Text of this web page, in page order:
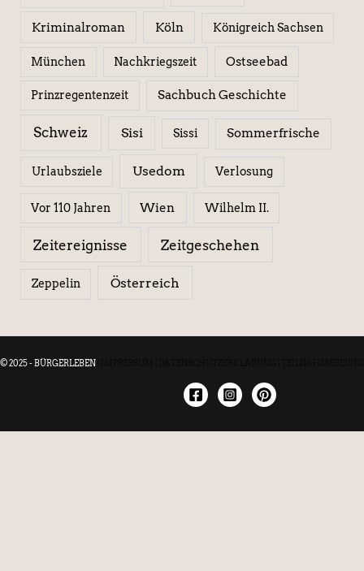
Kriminalroman Köln Königreich Sachsen
München Nachkriegszeit Ostseebad
Prinzregentenzeit Sachbuch Geschichte
Schweiz Sisi Sissi Sommerfrische
Urlaubsziele Usedom Verlosung
Vor 110 Jahren Wien Wilhelm II.
Zeitereignisse Zeitgeschehen
Zeppelin Österreich
© 2025 - BÜRGERLEBEN